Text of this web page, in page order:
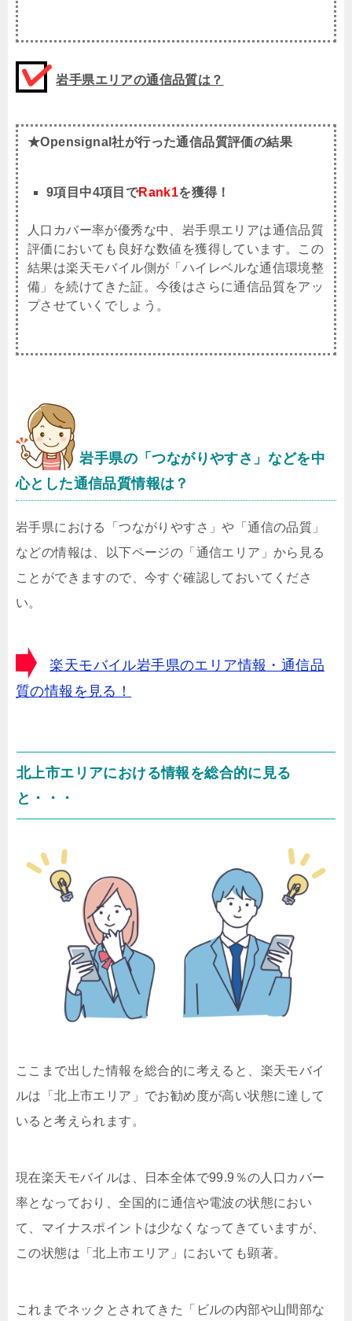
岩手県エリアの通信品質は？
★Opensignal社が行った通信品質評価の結果
9項目中4項目でRank1を獲得！
人口カバー率が優秀な中、岩手県エリアは通信品質
評価においても良好な数値を獲得しています。この
結果は楽天モバイル側が「ハイレベルな通信環境整
備」を続けてきた証。今後はさらに通信品質をアッ
プさせていくでしょう。
岩手県の「つながりやすさ」などを中
心とした通信品質情報は？
岩手県における「つながりやすさ」や「通信の品質」
などの情報は、以下ページの「通信エリア」から見る
ことができますので、今すぐ確認しておいてくださ
い。
楽天モバイル岩手県のエリア情報・通信品
質の情報を見る！
北上市エリアにおける情報を総合的に見る
と・・・
ここまで出した情報を総合的に考えると、楽天モバイ
ルは「北上市エリア」でお勧め度が高い状態に達して
いると考えられます。
現在楽天モバイルは、日本全体で99.9％の人口カバー
率となっており、全国的に通信や電波の状態におい
て、マイナスポイントは少なくなってきていますが、
この状態は「北上市エリア」においても顕著。
これまでネックとされてきた「ビルの内部や山間部な